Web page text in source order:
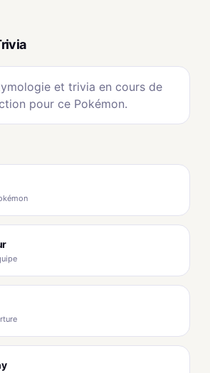
et trivia en cours de
pour ce Pokémon.